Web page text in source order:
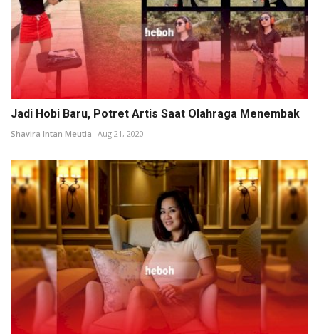
Jadi Hobi Baru, Potret Artis Saat Olahraga Menembak
Shavira Intan Meutia Aug 21, 2020